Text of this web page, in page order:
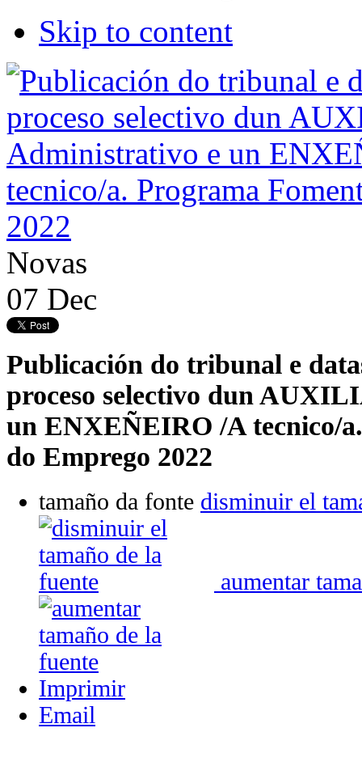
Skip to content
Novas
07 Dec
Publicación do tribunal e
proceso selectivo dun
un ENXEÑEIRO /A tecnico/
do Emprego 2022
tamaño da fonte disminuir el
aumentar
Imprimir
Email